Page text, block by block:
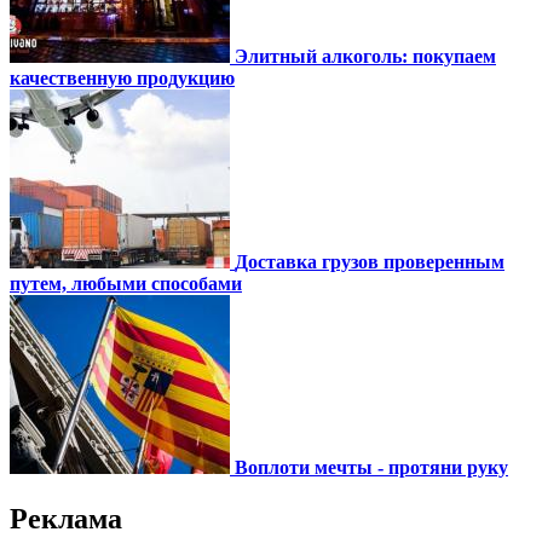
Элитный алкоголь: покупаем
качественную продукцию
Доставка грузов проверенным
путем, любыми способами
Воплоти мечты - протяни руку
Реклама